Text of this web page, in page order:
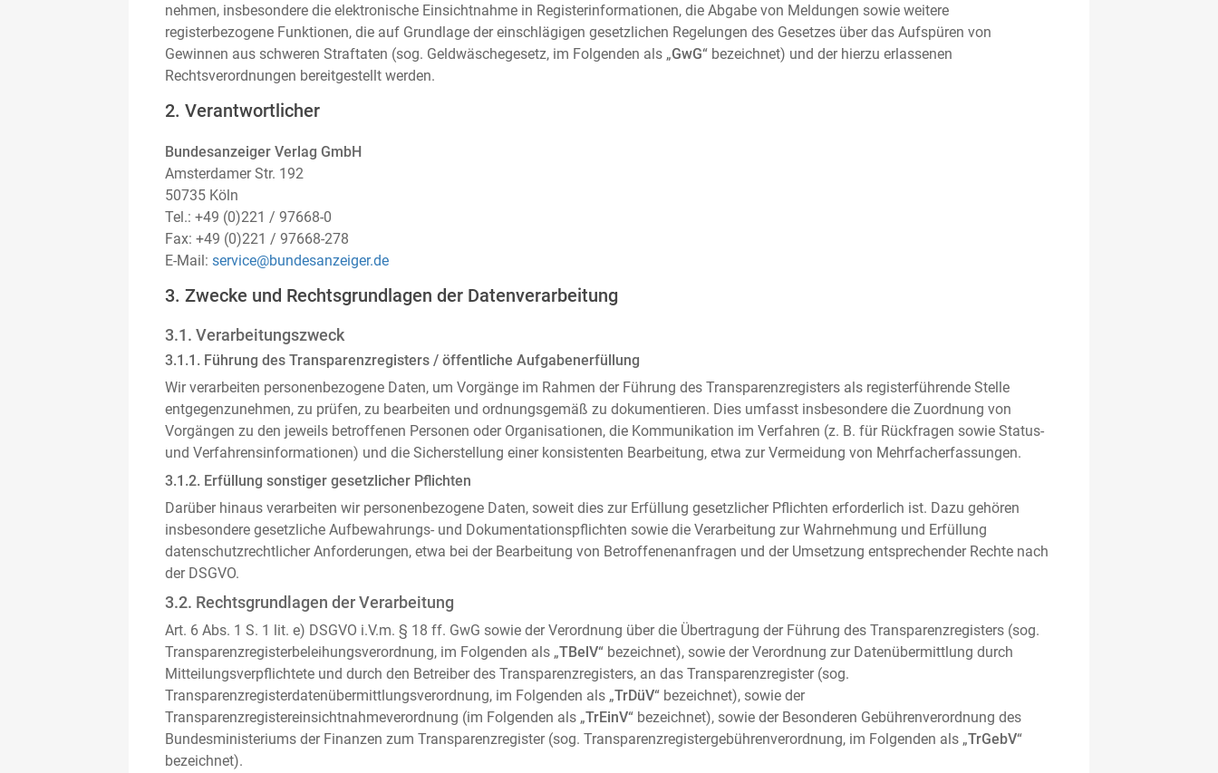
nehmen, insbesondere die elektronische Einsichtnahme in Registerinformationen, die Abgabe von Meldungen sowie weitere
registerbezogene Funktionen, die auf Grundlage der einschlägigen gesetzlichen Regelungen des Gesetzes über das Aufspüren von
Gewinnen aus schweren Straftaten (sog. Geldwäschegesetz, im Folgenden als „GwG“ bezeichnet) und der hierzu erlassenen
Rechtsverordnungen bereitgestellt werden.
2. Verantwortlicher
Bundesanzeiger Verlag GmbH
Amsterdamer Str. 192
50735 Köln
Tel.: +49 (0)221 / 97668-0
Fax: +49 (0)221 / 97668-278
E-Mail: service@bundesanzeiger.de
3. Zwecke und Rechtsgrundlagen der Datenverarbeitung
3.1. Verarbeitungszweck
3.1.1. Führung des Transparenzregisters / öffentliche Aufgabenerfüllung
Wir verarbeiten personenbezogene Daten, um Vorgänge im Rahmen der Führung des Transparenzregisters als registerführende Stelle
entgegenzunehmen, zu prüfen, zu bearbeiten und ordnungsgemäß zu dokumentieren. Dies umfasst insbesondere die Zuordnung von
Vorgängen zu den jeweils betroffenen Personen oder Organisationen, die Kommunikation im Verfahren (z. B. für Rückfragen sowie Status-
und Verfahrensinformationen) und die Sicherstellung einer konsistenten Bearbeitung, etwa zur Vermeidung von Mehrfacherfassungen.
3.1.2. Erfüllung sonstiger gesetzlicher Pflichten
Darüber hinaus verarbeiten wir personenbezogene Daten, soweit dies zur Erfüllung gesetzlicher Pflichten erforderlich ist. Dazu gehören
insbesondere gesetzliche Aufbewahrungs- und Dokumentationspflichten sowie die Verarbeitung zur Wahrnehmung und Erfüllung
datenschutzrechtlicher Anforderungen, etwa bei der Bearbeitung von Betroffenenanfragen und der Umsetzung entsprechender Rechte nach
der DSGVO.
3.2. Rechtsgrundlagen der Verarbeitung
Art. 6 Abs. 1 S. 1 lit. e) DSGVO i.V.m. § 18 ff. GwG sowie der Verordnung über die Übertragung der Führung des Transparenzregisters (sog.
Transparenzregisterbeleihungsverordnung, im Folgenden als „TBelV“ bezeichnet), sowie der Verordnung zur Datenübermittlung durch
Mitteilungsverpflichtete und durch den Betreiber des Transparenzregisters, an das Transparenzregister (sog.
Transparenzregisterdatenübermittlungsverordnung, im Folgenden als „TrDüV“ bezeichnet), sowie der
Transparenzregistereinsichtnahmeverordnung (im Folgenden als „TrEinV“ bezeichnet), sowie der Besonderen Gebührenverordnung des
Bundesministeriums der Finanzen zum Transparenzregister (sog. Transparenzregistergebührenverordnung, im Folgenden als „TrGebV“
bezeichnet).